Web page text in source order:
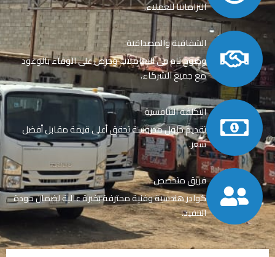
التزاماتنا للعملاء.
الشفافية والمصداقية
وضوح تام في التعاملات وحرص على الوفاء بالوعود
مع جميع الشركاء.
التكلفة التنافسية
تقديم حلول مدروسة تحقق أعلى قيمة مقابل أفضل
سعر.
فريق متخصص
كوادر هندسية وفنية محترفة بخبرة عالية لضمان جودة
التنفيذ.